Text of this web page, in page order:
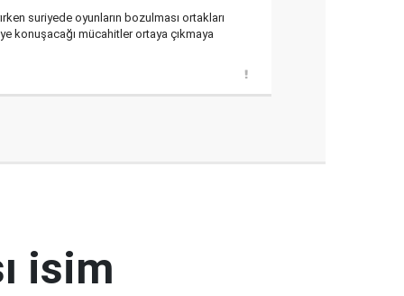
suriyede oyunların bozulması ortakları
konuşacağı mücahitler ortaya çıkmaya
isim